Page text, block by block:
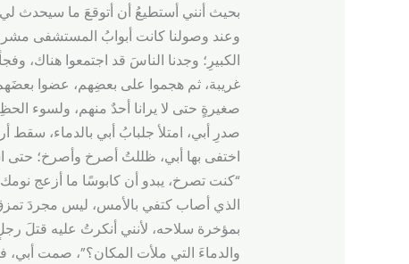
بحيث أنني أستطيعُ أن أتوقعَ ما سيحدث
وعند وصولنا كانت أبوابُ المستشفى
الكبيرِ؛ وجدنا الناسَ قد اجتمعوا هناك،
غريبة، ثم هجموا على بعضِهم، عضوا
صغيرةٍ حتى لا يرانا أحدٌ منهم، ولسوء
صدرِ أبي، امتلأ جلبابُ أبي بالدماء،
اختفى بها أبي، ظللتُ أصرخ وأصرخ؛ حتى
“كنت تصرخ، يبدو أن كابوسًا ما أزعج
الذي أصاب كتفي بالأمس، ليس مجردَ
بمؤخرة سلاحه، لأنني أنكرتُ عليه قتلَ
والدماءَ التي ملأت المكان؟”، صمت أبي،